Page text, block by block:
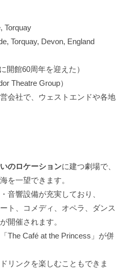
Torquay
Torquay, Devon, England
開館60周年を迎えた）
Theatre Group）
会社で、ウェストエンドや各地
のロケーションに建つ劇場で、
を一望できます。
音響設備が充実しており、
ト、コメディ、オペラ、ダンス
開催されます。
The Café at the Princess」が併
リンクを楽しむこともできま